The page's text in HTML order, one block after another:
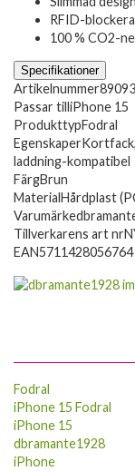
RFID-
100 % CO2-
Specifikationer
Artikelnummer89093
Passar tilliPhone 15
ProdukttypFodral
Egenskaper
laddning-kompatibel
FärgBrun
MaterialHårdplast
Varumärke
Tillverkarens art nr
EAN5711428056764
Fodral
iPhone 15 Fodral
iPhone 15
dbramante1928
iPhone